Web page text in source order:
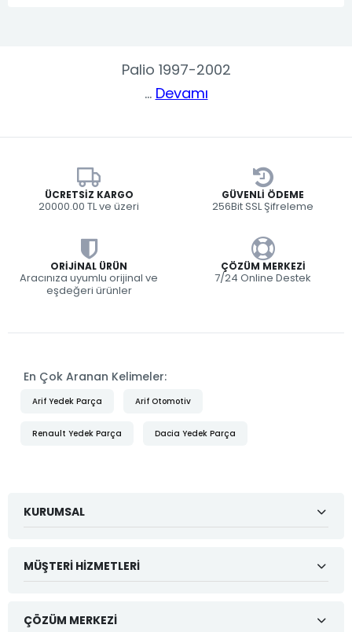
Palio 1997-2002
... Devamı
ÜCRETSIZ KARGO
20000.00 TL ve üzeri
GÜVENLI ÖDEME
256Bit SSL Şifreleme
ORIJINAL ÜRÜN
Aracınıza uyumlu orijinal ve
eşdeğeri ürünler
ÇÖZÜM MERKEZI
7/24 Online Destek
En Çok Aranan Kelimeler:
Arif Yedek Parça Arif Otomotiv
Renault Yedek Parça Dacia Yedek Parça
KURUMSAL
MÜŞTERI HIZMETLERI
ÇÖZÜM MERKEZI